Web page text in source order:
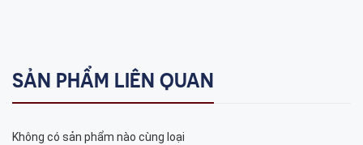
SẢN PHẨM LIÊN QUAN
Không có sản phẩm nào cùng loại